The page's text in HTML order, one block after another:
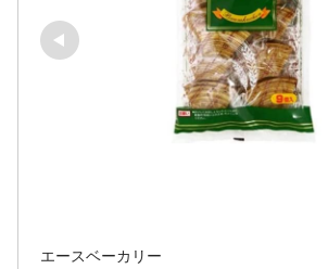
エースベーカリー